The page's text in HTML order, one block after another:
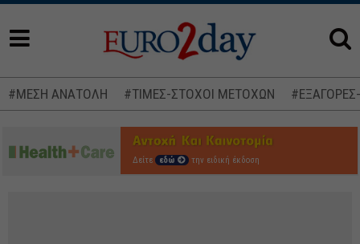
#ΜΕΣΗ ΑΝΑΤΟΛΗ #ΤΙΜΕΣ-ΣΤΟΧΟΙ ΜΕΤΟΧΩΝ
Δείτε εδώ την ειδική έκδοση